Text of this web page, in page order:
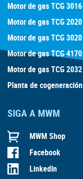
Motor de gas TCG 3016
Motor de gas TCG 2020
Motor de gas TCG 3020
Motor de gas TCG 4170
Motor de gas TCG 2032
Planta de
SIGA A MWM
MWM Shop
Facebook
LinkedIn